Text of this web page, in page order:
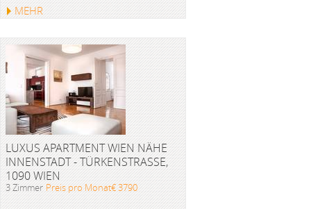
MEHR
LUXUS APARTMENT WIEN NÄHE
INNENSTADT - TÜRKENSTRASSE, 1
090 WIEN
3 Zimmer Preis pro Monat€ 3790